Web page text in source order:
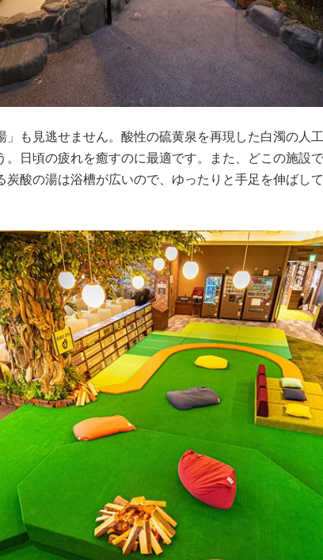
も見逃せません。酸性の硫黄泉を再現した白濁の人
。日頃の疲れを癒すのに最適です。また、どこの施設
炭酸の湯は浴槽が広いので、ゆったりと手足を伸ばし